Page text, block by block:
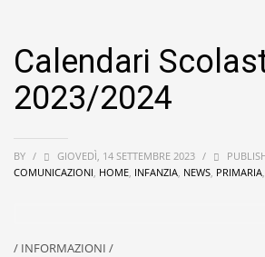
Calendari
2023/2024
BY / GIOVEDÌ, 14 SETTEMBRE 2023 /
COMUNICAZIONI HOME INFANZIA NEWS PRIMARIA
/ INFORMAZIONI /